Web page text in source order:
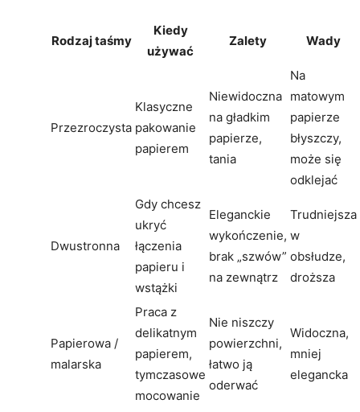
Rodzaj taśmy
Kiedy
używać
Zalety Wady
Przezroczysta
Klasyczne
pakowanie
papierem
Niewidoczna
na gładkim
papierze,
tania
Na
matowym
papierze
błyszczy,
może się
odklejać
Dwustronna
Gdy chcesz
ukryć
łączenia
papieru i
wstążki
Eleganckie
wykończenie,
brak „szwów”
na zewnątrz
Trudniejsza
w
obsłudze,
droższa
Papierowa /
malarska
Praca z
delikatnym
papierem,
tymczasowe
mocowanie
Nie niszczy
powierzchni,
łatwo ją
oderwać
Widoczna,
mniej
elegancka